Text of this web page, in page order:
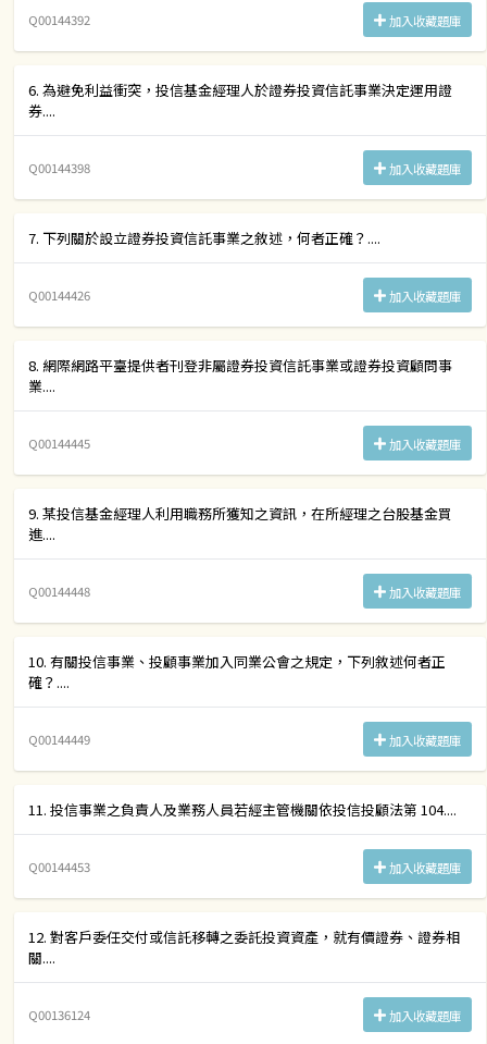
Q00144392 加入收藏題庫
6. 為避免利益衝突，投信基金經理人於證券投資信託事業決定運用證
券....
Q00144398 加入收藏題庫
7. 下列關於設立證券投資信託事業之敘述，何者正確？....
Q00144426 加入收藏題庫
8. 網際網路平臺提供者刊登非屬證券投資信託事業或證券投資顧問事
業....
Q00144445 加入收藏題庫
9. 某投信基金經理人利用職務所獲知之資訊，在所經理之台股基金買
進....
Q00144448 加入收藏題庫
10. 有關投信事業、投顧事業加入同業公會之規定，下列敘述何者正
確？....
Q00144449 加入收藏題庫
11. 投信事業之負責人及業務人員若經主管機關依投信投顧法第 104....
Q00144453 加入收藏題庫
12. 對客戶委任交付或信託移轉之委託投資資產，就有價證券、證券相
關....
Q00136124 加入收藏題庫